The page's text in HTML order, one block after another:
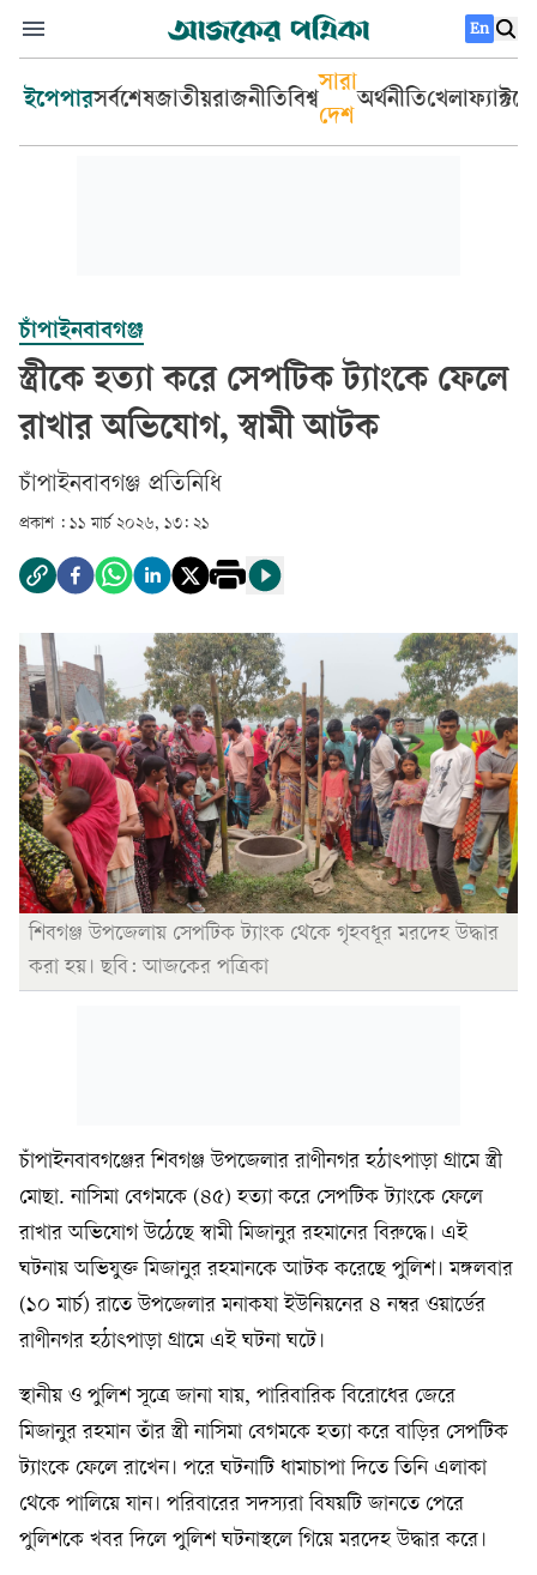
En
ইপেপারসর্বশেষজাতীয়রাজনীতিবিশ্ব
সারা
দেশ
অর্থনীতিখেলা
চাঁপাইনবাবগঞ্জ
স্ত্রীকে হত্যা করে সেপটিক ট্যাংকে ফেলে
রাখার অভিযোগ, স্বামী আটক
চাঁপাইনবাবগঞ্জ প্রতিনিধি
প্রকাশ : ১১ মার্চ ২০২৬, ১৩: ২১
শিবগঞ্জ উপজেলায় সেপটিক ট্যাংক থেকে গৃহবধূর মরদেহ উদ্ধার
করা হয়। ছবি: আজকের পত্রিকা
চাঁপাইনবাবগঞ্জের শিবগঞ্জ উপজেলার রাণীনগর হঠাৎপাড়া গ্রামে স্ত্রী
মোছা. নাসিমা বেগমকে (৪৫) হত্যা করে সেপটিক ট্যাংকে ফেলে
রাখার অভিযোগ উঠেছে স্বামী মিজানুর রহমানের বিরুদ্ধে। এই
ঘটনায় অভিযুক্ত মিজানুর রহমানকে আটক করেছে পুলিশ। মঙ্গলবার
(১০ মার্চ) রাতে উপজেলার মনাকষা ইউনিয়নের ৪ নম্বর ওয়ার্ডের
রাণীনগর হঠাৎপাড়া গ্রামে এই ঘটনা ঘটে।
স্থানীয় ও পুলিশ সূত্রে জানা যায়, পারিবারিক বিরোধের জেরে
মিজানুর রহমান তাঁর স্ত্রী নাসিমা বেগমকে হত্যা করে বাড়ির সেপটিক
ট্যাংকে ফেলে রাখেন। পরে ঘটনাটি ধামাচাপা দিতে তিনি এলাকা
থেকে পালিয়ে যান। পরিবারের সদস্যরা বিষয়টি জানতে পেরে
পুলিশকে খবর দিলে পুলিশ ঘটনাস্থলে গিয়ে মরদেহ উদ্ধার করে।